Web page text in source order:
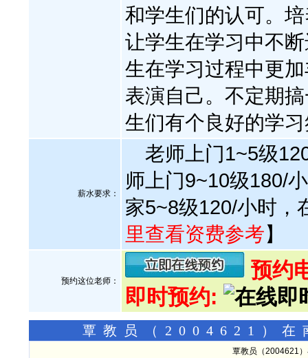
和学生们的认可。
让学生在学习中不
生在学习过程中更
表演自己。不定期
生们有个良好的学
薪水要求：
老师上门1~5级
师上门9~10级180/
家5~8级120/小时，
里查看资费参考】
预约这位老师：
预约
即时预约:
覃教员（2004621）在
覃教员（2004621